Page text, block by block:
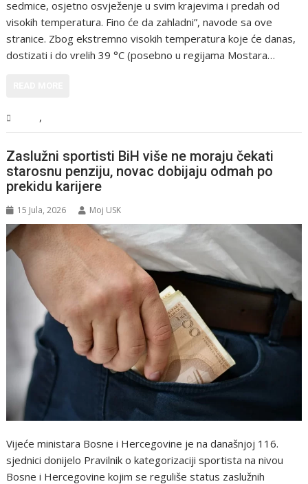
sedmice, osjetno osvježenje u svim krajevima i predah od
visokih temperatura. Fino će da zahladni”, navode sa ove
stranice. Zbog ekstremno visokih temperatura koje će danas,
dostizati i do vrelih 39 °C (posebno u regijama Mostara…
,
Zaslužni sportisti BiH više ne moraju čekati
starosnu penziju, novac dobijaju odmah po
prekidu karijere
15 Jula, 2026 Moj USK
Vijeće ministara Bosne i Hercegovine je na današnjoj 116.
sjednici donijelo Pravilnik o kategorizaciji sportista na nivou
Bosne i Hercegovine kojim se reguliše status zaslužnih